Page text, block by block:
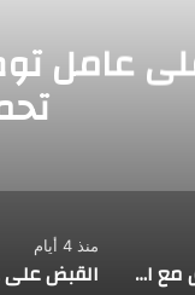
عامل
تفاصيل التحقيق مع السكرتير العام السابق لمحافظة أسوان في قضايا رشوة والاتجار بالمواد المدعمة والتنقيب عن الآثار
منذ 4 أيام